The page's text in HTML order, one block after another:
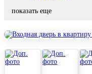
показать еще